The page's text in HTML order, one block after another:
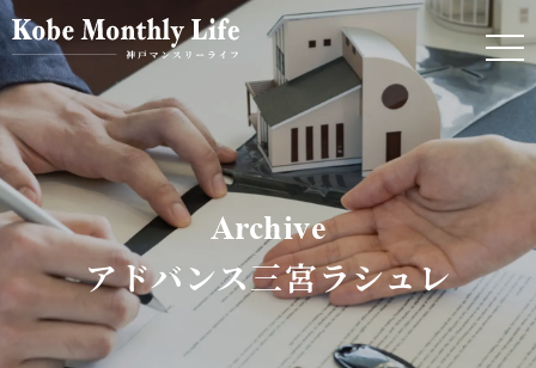
Archive
アドバンス三宮ラシュレ